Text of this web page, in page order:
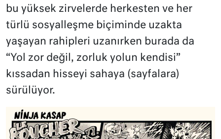
bu yüksek zirvelerde herkesten ve her
türlü sosyalleşme biçiminde uzakta
yaşayan rahipleri uzanırken burada da
“Yol zor değil, zorluk yolun kendisi”
kıssadan hisseyi sahaya (sayfalara)
sürülüyor.